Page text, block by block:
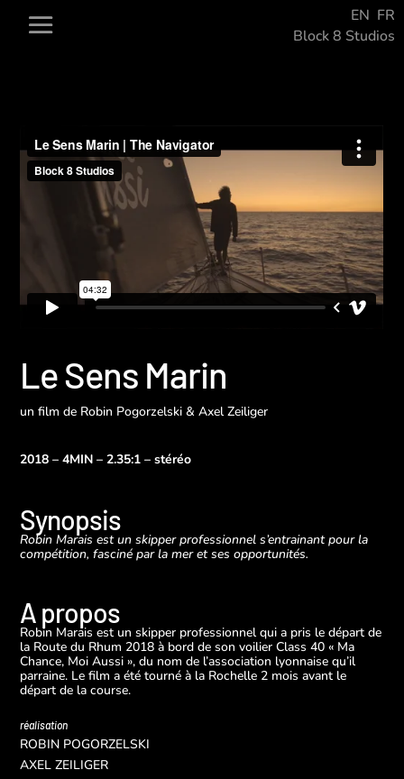
EN FR
Block 8 Studios
Le Sens Marin
un film de Robin Pogorzelski & Axel Zeiliger
2018 – 4MIN – 2.35:1 – stéréo
Synopsis
Robin Marais est un skipper professionnel s’entrainant pour la
compétition, fasciné par la mer et ses opportunités.
A propos
Robin Marais est un skipper professionnel qui a pris le départ de
la Route du Rhum 2018 à bord de son voilier Class 40 « Ma
Chance, Moi Aussi », du nom de l’association lyonnaise qu’il
parraine. Le film a été tourné à la Rochelle 2 mois avant le
départ de la course.
réalisation
ROBIN POGORZELSKI
AXEL ZEILIGER